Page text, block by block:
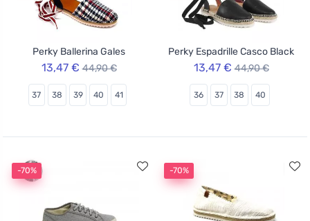
Perky Ballerina Gales
13,47 € 44,90 €
37 38 39 40 41
Perky Espadrille Casco Black
13,47 € 44,90 €
36 37 38 40
-70% -70%